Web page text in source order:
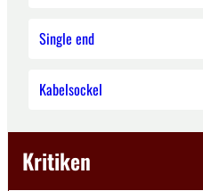
Single end
Kabelsockel
Kritiken